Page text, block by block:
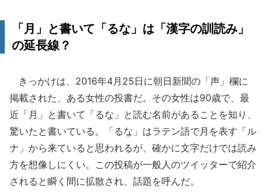
「月」と書いて「るな」は「漢字の訓読み」
の延長線？
きっかけは、2016年4月25日に朝日新聞の「声」欄に
掲載された、ある女性の投書だ。その女性は90歳で、最
近「月」と書いて「るな」と読む名前があることを知り、
驚いたと書いている。「るな」はラテン語で月を表す「ル
ナ」から来ていると思われるが、確かに文字だけでは読み
方を想像しにくい。この投稿が一般人のツイッターで紹介
されると瞬く間に拡散され、話題を呼んだ。